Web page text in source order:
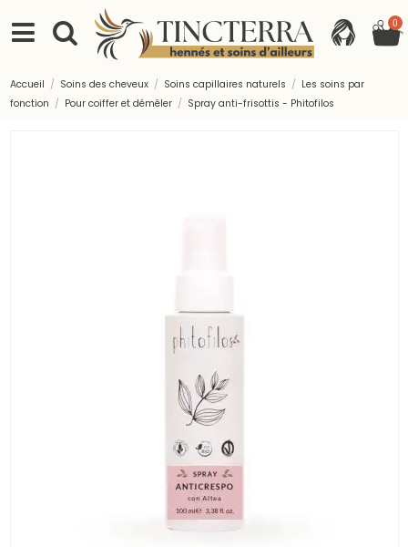
0
Accueil Soins des cheveux Soins capillaires naturels
Les soins par
fonction
Pour coiffer et démêler Spray anti-frisottis - Phitofilos